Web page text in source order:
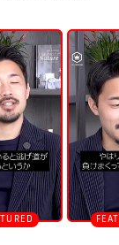
U
n
m
u
t
e